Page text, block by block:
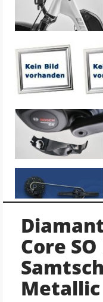
Core SO
Metallic